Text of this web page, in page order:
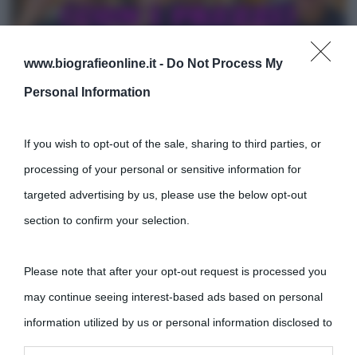
www.biografieonline.it - Do Not Process My
Personal Information
If you wish to opt-out of the sale, sharing to third parties, or
processing of your personal or sensitive information for
targeted advertising by us, please use the below opt-out
section to confirm your selection.
Please note that after your opt-out request is processed you
may continue seeing interest-based ads based on personal
information utilized by us or personal information disclosed to
third parties prior to your opt-out.